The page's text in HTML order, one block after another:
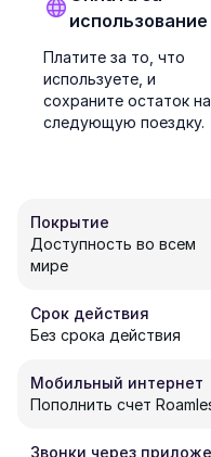
использование
Платите за то, что
используете, и
сохраните остаток на
следующую поездку.
Покрытие
Доступность во всем
мире
Срок действия
Без срока действия
Мобильный интернет
Пополнить счет
Звонки через